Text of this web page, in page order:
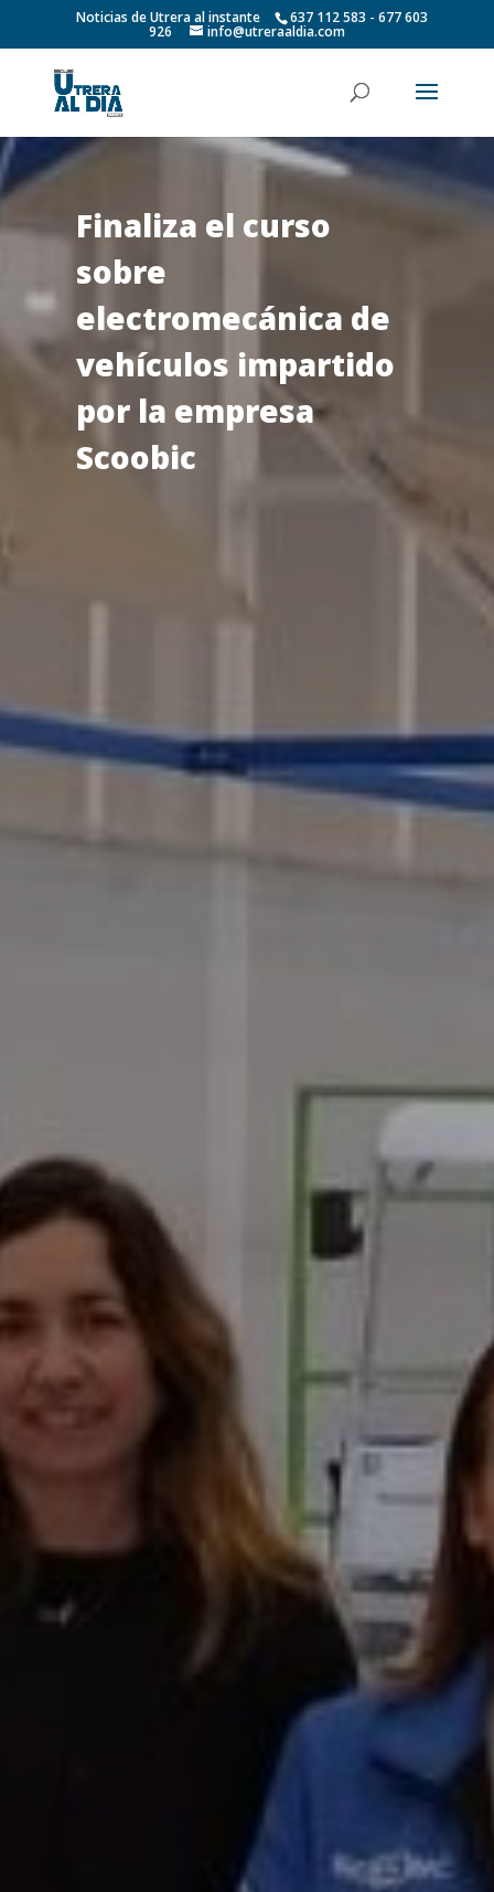
Noticias de Utrera al instante 637 112 583 - 677 603
926 info@utreraaldia.com
Finaliza el curso
sobre
electromecánica de
vehículos impartido
por la empresa
Scoobic